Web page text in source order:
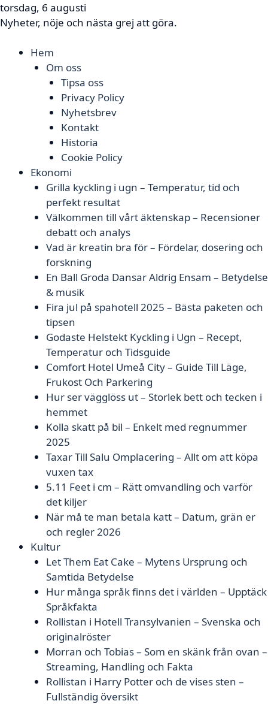
torsdag, 6 augusti
Nyheter, nöje och nästa grej att göra.
Hem
Om oss
Tipsa oss
Privacy Policy
Nyhetsbrev
Kontakt
Historia
Cookie Policy
Ekonomi
Grilla kyckling i ugn – Temperatur, tid och
perfekt resultat
Välkommen till vårt äktenskap – Recensioner
debatt och analys
Vad är kreatin bra för – Fördelar, dosering och
forskning
En Ball Groda Dansar Aldrig Ensam – Betydelse
& musik
Fira jul på spahotell 2025 – Bästa paketen och
tipsen
Godaste Helstekt Kyckling i Ugn – Recept,
Temperatur och Tidsguide
Comfort Hotel Umeå City – Guide Till Läge,
Frukost Och Parkering
Hur ser vägglöss ut – Storlek bett och tecken i
hemmet
Kolla skatt på bil – Enkelt med regnummer
2025
Taxar Till Salu Omplacering – Allt om att köpa
vuxen tax
5.11 Feet i cm – Rätt omvandling och varför
det kiljer
När må te man betala katt – Datum, grän er
och regler 2026
Kultur
Let Them Eat Cake – Mytens Ursprung och
Samtida Betydelse
Hur många språk finns det i världen – Upptäck
Språkfakta
Rollistan i Hotell Transylvanien – Svenska och
originalröster
Morran och Tobias – Som en skänk från ovan –
Streaming, Handling och Fakta
Rollistan i Harry Potter och de vises sten –
Fullständig översikt